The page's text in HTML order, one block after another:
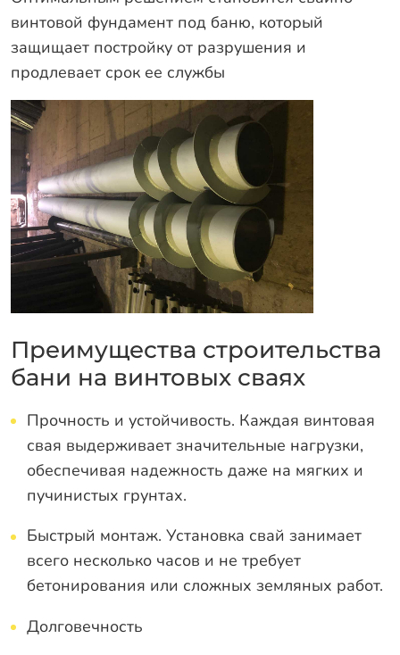
винтовой фундамент под баню, который
защищает постройку от разрушения и
продлевает срок ее службы
Преимущества строительства
бани на винтовых сваях
Прочность и устойчивость. Каждая винтовая
свая выдерживает значительные нагрузки,
обеспечивая надежность даже на мягких и
пучинистых грунтах.
Быстрый монтаж. Установка свай занимает
всего несколько часов и не требует
бетонирования или сложных земляных работ.
Долговечность